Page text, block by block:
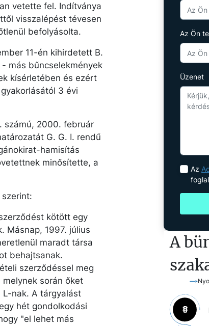
vetette fel. Indítványa
visszalépést tévesen
befolyásolta.
11-én kihirdetett B.
más bűncselekmények
kísérletében és ezért
3 évi
számú, 2000. február
G. G. I. rendű
hamisítás
minősítette, a
kötött egy
Másnap, 1997. július
maradt társa
behajtsanak.
szerződéssel meg
során őket
nak. A tárgyalást
hét gondolkodási
"el lehet más
Az Ön
Üzenet
Az
A